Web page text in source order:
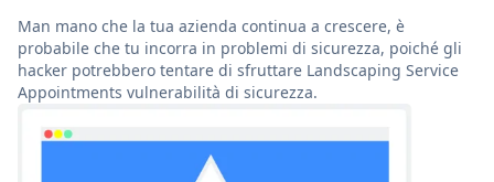
Man mano che la tua azienda continua a crescere, è
probabile che tu incorra in problemi di sicurezza, poiché gli
hacker potrebbero tentare di sfruttare Landscaping Service
Appointments vulnerabilità di sicurezza.